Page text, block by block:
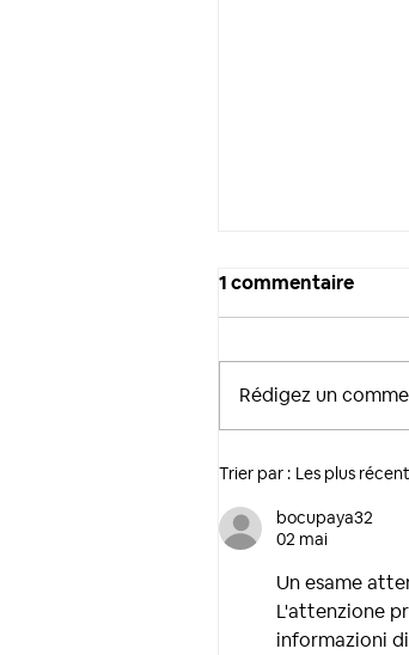
Retour en
couleur !
1 commentaire
Rédigez un
Trier par : Les plus
bocupaya32
02 mai
Un esame
L'attenzione
informazioni